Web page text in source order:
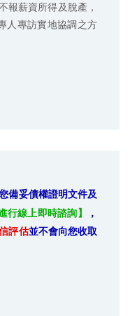
人專訪實地協調之方
備妥債權證明文件及
行線上即時諮詢】
，
評估並不會向您收取